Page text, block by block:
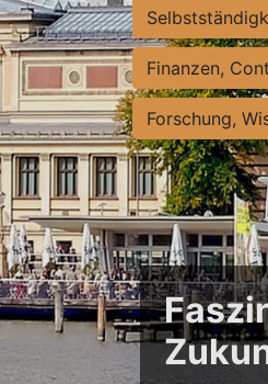
Finanzen,
Forschung,